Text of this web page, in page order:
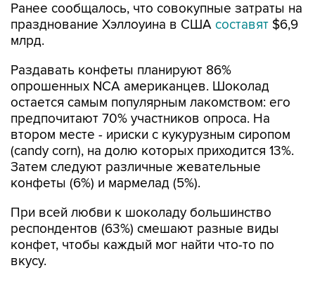
Ранее сообщалось, что совокупные затраты на
празднование Хэллоуина в США составят $6,9
млрд.
Раздавать конфеты планируют 86%
опрошенных NCA американцев. Шоколад
остается самым популярным лакомством: его
предпочитают 70% участников опроса. На
втором месте - ириски с кукурузным сиропом
(candy corn), на долю которых приходится 13%.
Затем следуют различные жевательные
конфеты (6%) и мармелад (5%).
При всей любви к шоколаду большинство
респондентов (63%) смешают разные виды
конфет, чтобы каждый мог найти что-то по
вкусу.